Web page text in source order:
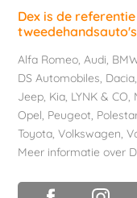
Dex is de
tweedehandsauto's
Alfa Romeo,Audi,
DS Automobiles, Dacia,
Jeep, Kia, LYNK & CO,
Opel, Peugeot,
Toyota,Volkswagen,
Meer informatie over